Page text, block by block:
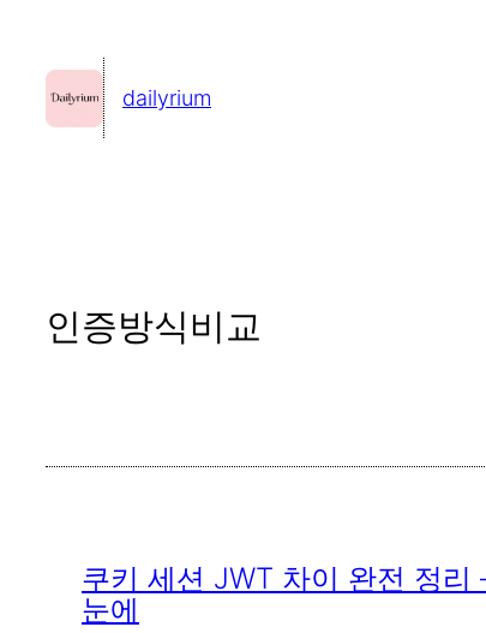
dailyrium
인증방식비교
쿠키 세션 JWT 차이 완전 정
눈에